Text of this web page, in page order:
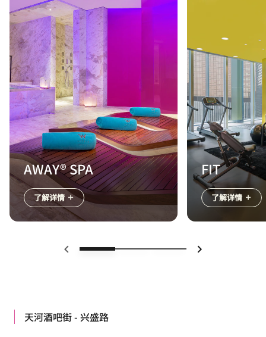
AWAY® SPA
了解详情
FIT
了解详情
上一页 下一页
天河酒吧街 - 兴盛路